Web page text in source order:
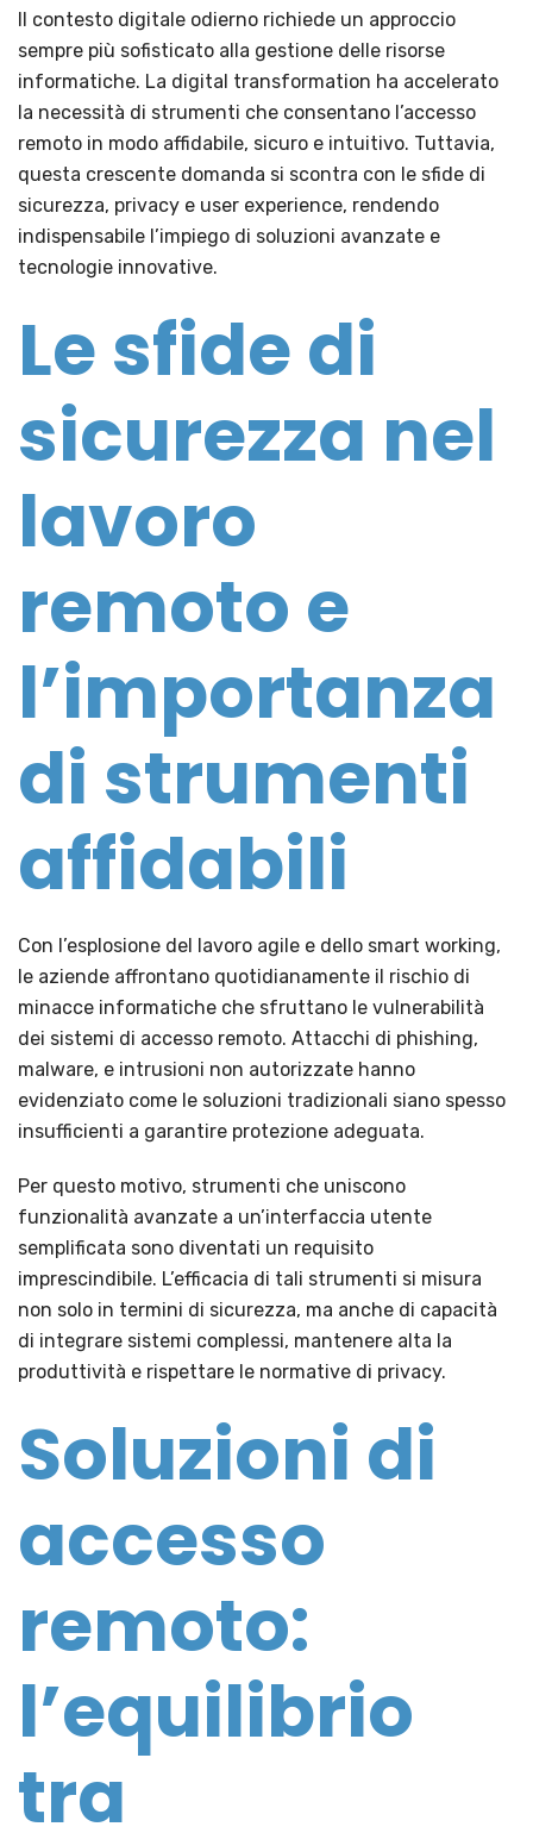
Il contesto digitale odierno richiede un approccio
sempre più sofisticato alla gestione delle risorse
informatiche. La digital transformation ha accelerato
la necessità di strumenti che consentano l’accesso
remoto in modo affidabile, sicuro e intuitivo. Tuttavia,
questa crescente domanda si scontra con le sfide di
sicurezza, privacy e user experience, rendendo
indispensabile l’impiego di soluzioni avanzate e
tecnologie innovative.
Le sfide di
sicurezza nel
lavoro
remoto e
l’importanza
di strumenti
affidabili
Con l’esplosione del lavoro agile e dello smart working,
le aziende affrontano quotidianamente il rischio di
minacce informatiche che sfruttano le vulnerabilità
dei sistemi di accesso remoto. Attacchi di phishing,
malware, e intrusioni non autorizzate hanno
evidenziato come le soluzioni tradizionali siano spesso
insufficienti a garantire protezione adeguata.
Per questo motivo, strumenti che uniscono
funzionalità avanzate a un’interfaccia utente
semplificata sono diventati un requisito
imprescindibile. L’efficacia di tali strumenti si misura
non solo in termini di sicurezza, ma anche di capacità
di integrare sistemi complessi, mantenere alta la
produttività e rispettare le normative di privacy.
Soluzioni di
accesso
remoto:
l’equilibrio
tra